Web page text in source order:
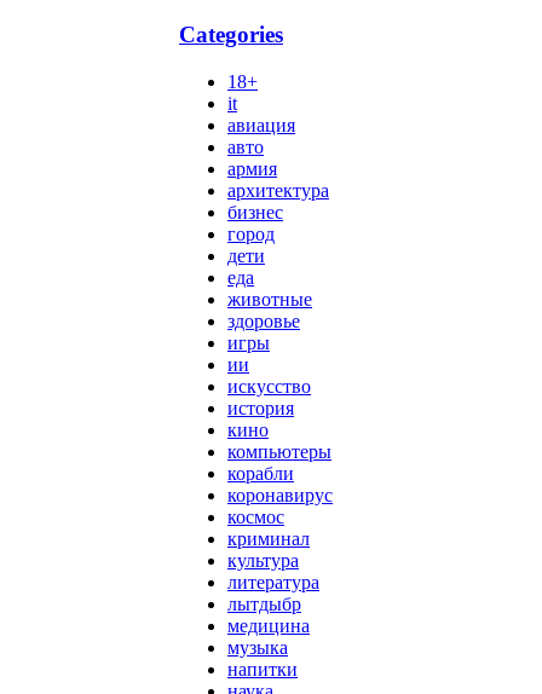
Categories
18+
it
авиация
авто
армия
архитектура
бизнес
город
дети
еда
животные
здоровье
игры
ии
искусство
история
кино
компьютеры
корабли
коронавирус
космос
криминал
культура
литература
лытдыбр
медицина
музыка
напитки